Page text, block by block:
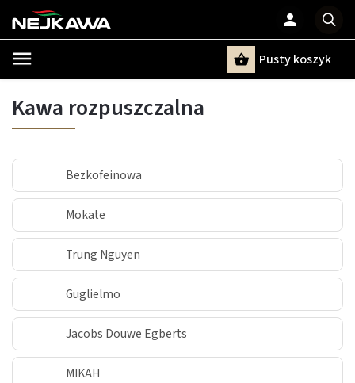
Pusty koszyk
Kawa rozpuszczalna
Bezkofeinowa
Mokate
Trung Nguyen
Guglielmo
Jacobs Douwe Egberts
MIKAH